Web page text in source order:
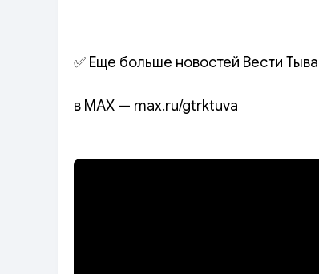
✅ Еще больше новостей Вести Тыва
в MAX — max.ru/gtrktuva